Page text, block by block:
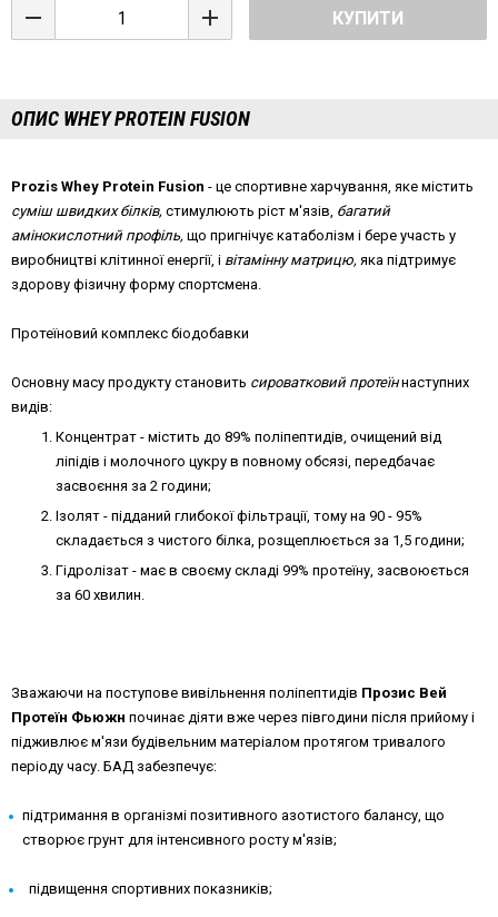
КУПИТИ
ОПИС WHEY PROTEIN FUSION
Prozis Whey Protein Fusion - це спортивне харчування, яке містить
суміш швидких білків, стимулюють ріст м'язів, багатий
амінокислотний профіль, що пригнічує катаболізм і бере участь у
виробництві клітинної енергії, і вітамінну матрицю, яка підтримує
здорову фізичну форму спортсмена.
Протеїновий комплекс біодобавки
Основну масу продукту становить сироватковий протеїннаступних
видів:
Концентрат - містить до 89% поліпептидів, очищений від
ліпідів і молочного цукру в повному обсязі, передбачає
засвоєння за 2 години;
Ізолят - підданий глибокої фільтрації, тому на 90 - 95%
складається з чистого білка, розщеплюється за 1,5 години;
Гідролізат - має в своєму складі 99% протеїну, засвоюється
за 60 хвилин.
Зважаючи на поступове вивільнення поліпептидів Прозис Вей
Протеїн Фьюжн починає діяти вже через півгодини після прийому і
підживлює м'язи будівельним матеріалом протягом тривалого
періоду часу. БАД забезпечує:
підтримання в організмі позитивного азотистого балансу, що
створює грунт для інтенсивного росту м'язів;
підвищення спортивних показників;